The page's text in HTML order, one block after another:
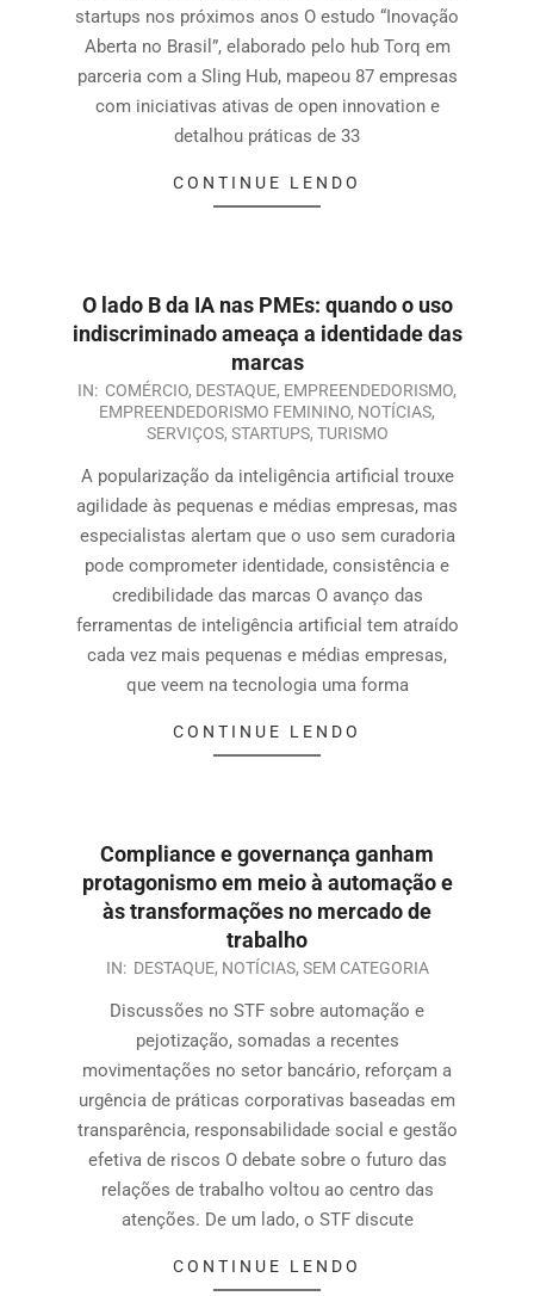
startups nos próximos anos O estudo “Inovação
Aberta no Brasil”, elaborado pelo hub Torq em
parceria com a Sling Hub, mapeou 87 empresas
com iniciativas ativas de open innovation e
detalhou práticas de 33
CONTINUE LENDO
O lado B da IA nas PMEs: quando o uso
indiscriminado ameaça a identidade das
marcas
IN: COMÉRCIO, DESTAQUE, EMPREENDEDORISMO,
EMPREENDEDORISMO FEMININO, NOTÍCIAS,
SERVIÇOS, STARTUPS, TURISMO
A popularização da inteligência artificial trouxe
agilidade às pequenas e médias empresas, mas
especialistas alertam que o uso sem curadoria
pode comprometer identidade, consistência e
credibilidade das marcas O avanço das
ferramentas de inteligência artificial tem atraído
cada vez mais pequenas e médias empresas,
que veem na tecnologia uma forma
CONTINUE LENDO
Compliance e governança ganham
protagonismo em meio à automação e
às transformações no mercado de
trabalho
IN: DESTAQUE, NOTÍCIAS, SEM CATEGORIA
Discussões no STF sobre automação e
pejotização, somadas a recentes
movimentações no setor bancário, reforçam a
urgência de práticas corporativas baseadas em
transparência, responsabilidade social e gestão
efetiva de riscos O debate sobre o futuro das
relações de trabalho voltou ao centro das
atenções. De um lado, o STF discute
CONTINUE LENDO